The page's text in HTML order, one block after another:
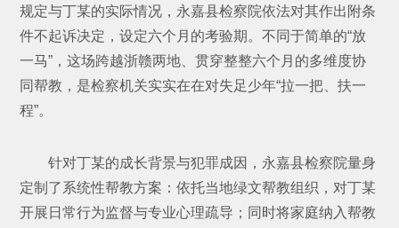
规定与丁某的实际情况，永嘉县检察院依法对其作出附条
件不起诉决定，设定六个月的考验期。不同于简单的“放
一马”，这场跨越浙赣两地、贯穿整整六个月的多维度协
同帮教，是检察机关实实在在对失足少年“拉一把、扶一
程”。
针对丁某的成长背景与犯罪成因，永嘉县检察院量身
定制了系统性帮教方案：依托当地绿文帮教组织，对丁某
开展日常行为监督与专业心理疏导；同时将家庭纳入帮教